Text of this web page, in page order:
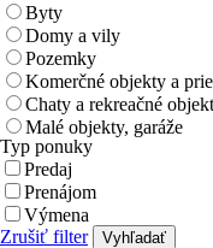
Byty
Domy a vily
Pozemky
Komerčné objekty a
Chaty a rekreačné
Malé objekty, garáže
Typ ponuky
Predaj
Prenájom
Výmena
Zrušiť filter
Vyhľadať